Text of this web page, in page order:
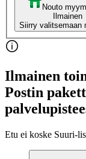
Nouto
Ilmainen
Siirry valitsemaan
Ilmainen
Postin
Etu ei koske